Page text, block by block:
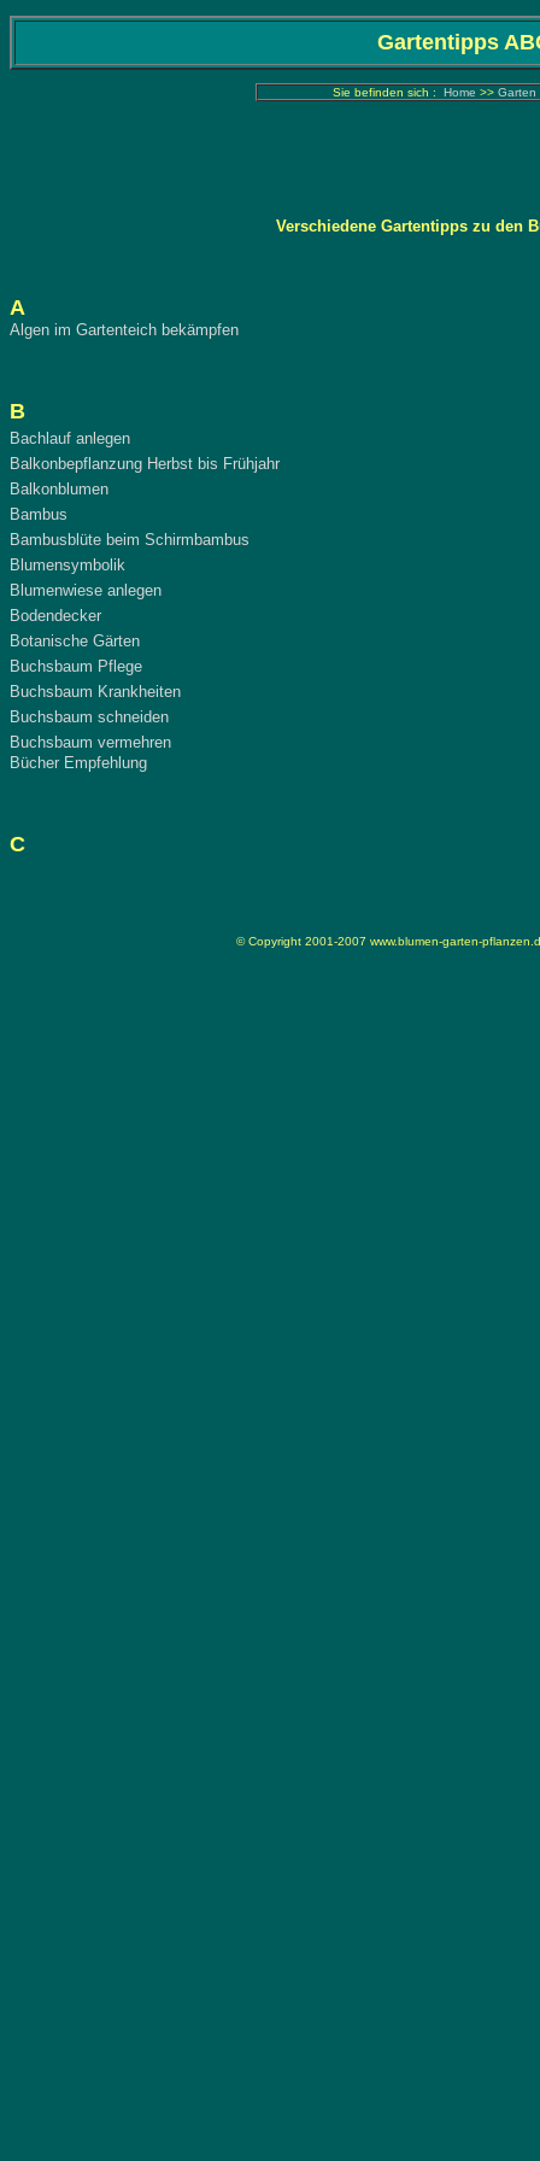
Gartentipps
Sie befinden sich : Home >> Garten
Verschiedene Gartentipps zu den
A
Algen im Gartenteich bekämpfen
B
Bachlauf anlegen
Balkonbepflanzung Herbst bis Frühjahr
Balkonblumen
Bambus
Bambusblüte beim Schirmbambus
Blumensymbolik
Blumenwiese anlegen
Bodendecker
Botanische Gärten
Buchsbaum Pflege
Buchsbaum Krankheiten
Buchsbaum schneiden
Buchsbaum vermehren
Bücher Empfehlung
C
© Copyright 2001-2007 www.blumen-garten-